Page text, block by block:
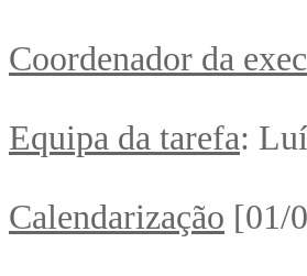
Coordenador da
Equipa da tarefa:
Calendarização [01/